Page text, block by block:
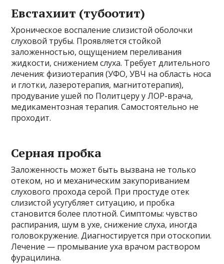
Евстахиит (тубоотит)
Хроническое воспаление слизистой оболочки
слуховой трубы. Проявляется стойкой
заложенностью, ощущением переливания
жидкости, снижением слуха. Требует длительного
лечения: физиотерапия (УФО, УВЧ на область носа
и глотки, лазеротерапия, магнитотерапия),
продувание ушей по Политцеру у ЛОР-врача,
медикаментозная терапия. Самостоятельно не
проходит.
Серная пробка
Заложенность может быть вызвана не только
отеком, но и механическим закупориванием
слухового прохода серой. При простуде отек
слизистой усугубляет ситуацию, и пробка
становится более плотной. Симптомы: чувство
распирания, шум в ухе, снижение слуха, иногда
головокружение. Диагностируется при отоскопии.
Лечение — промывание уха врачом раствором
фурацилина.